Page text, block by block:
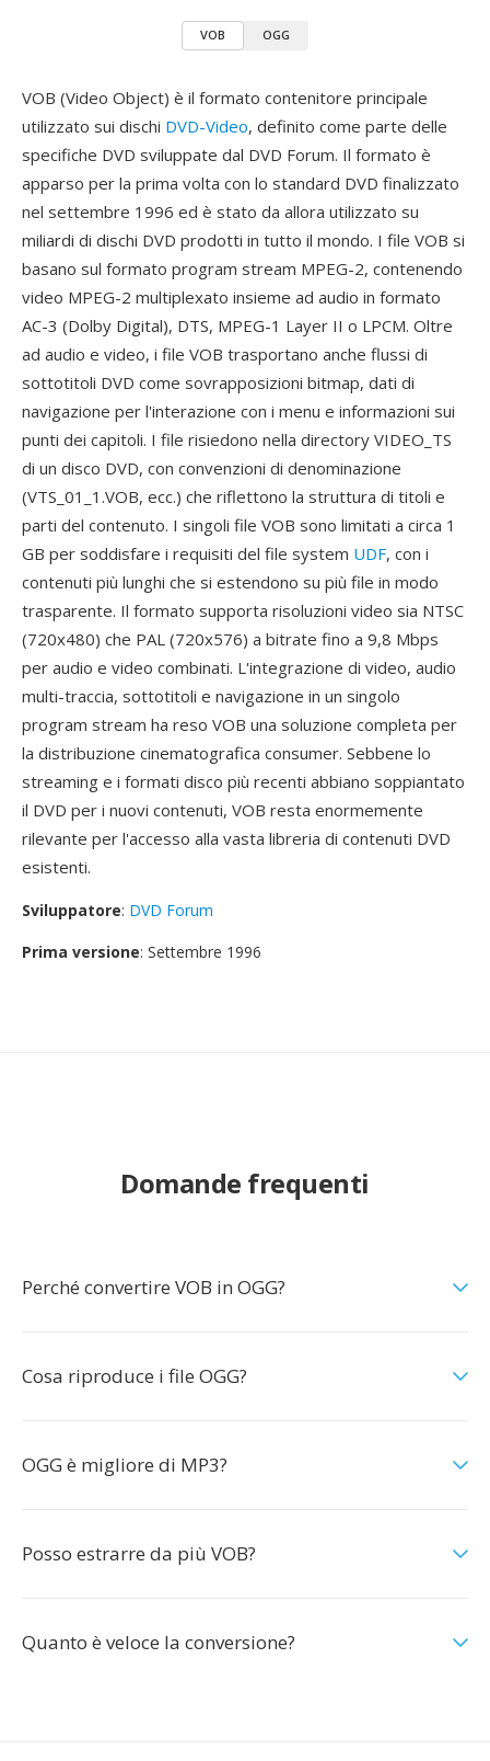
VOB OGG
VOB (Video Object) è il formato contenitore principale
utilizzato sui dischi DVD-Video, definito come parte delle
specifiche DVD sviluppate dal DVD Forum. Il formato è
apparso per la prima volta con lo standard DVD finalizzato
nel settembre 1996 ed è stato da allora utilizzato su
miliardi di dischi DVD prodotti in tutto il mondo. I file VOB si
basano sul formato program stream MPEG-2, contenendo
video MPEG-2 multiplexato insieme ad audio in formato
AC-3 (Dolby Digital), DTS, MPEG-1 Layer II o LPCM. Oltre
ad audio e video, i file VOB trasportano anche flussi di
sottotitoli DVD come sovrapposizioni bitmap, dati di
navigazione per l'interazione con i menu e informazioni sui
punti dei capitoli. I file risiedono nella directory VIDEO_TS
di un disco DVD, con convenzioni di denominazione
(VTS_01_1.VOB, ecc.) che riflettono la struttura di titoli e
parti del contenuto. I singoli file VOB sono limitati a circa 1
GB per soddisfare i requisiti del file system UDF, con i
contenuti più lunghi che si estendono su più file in modo
trasparente. Il formato supporta risoluzioni video sia NTSC
(720x480) che PAL (720x576) a bitrate fino a 9,8 Mbps
per audio e video combinati. L'integrazione di video, audio
multi-traccia, sottotitoli e navigazione in un singolo
program stream ha reso VOB una soluzione completa per
la distribuzione cinematografica consumer. Sebbene lo
streaming e i formati disco più recenti abbiano soppiantato
il DVD per i nuovi contenuti, VOB resta enormemente
rilevante per l'accesso alla vasta libreria di contenuti DVD
esistenti.
Sviluppatore: DVD Forum
Prima versione: Settembre 1996
Domande frequenti
Perché convertire VOB in OGG?
Cosa riproduce i file OGG?
OGG è migliore di MP3?
Posso estrarre da più VOB?
Quanto è veloce la conversione?